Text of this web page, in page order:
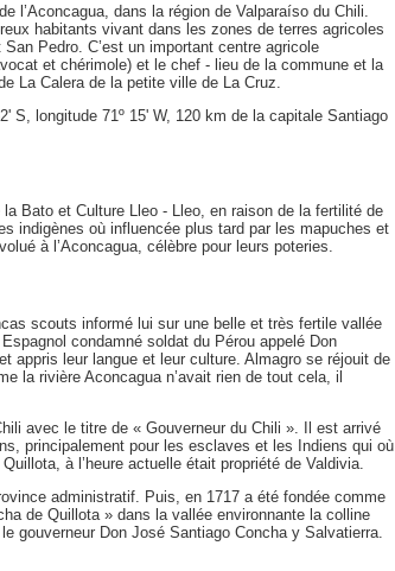
l’Aconcagua, dans la région de Valparaíso du Chili.
habitants vivant dans les zones de terres agricoles
Pedro. C’est un important centre agricole
et chérimole) et le chef - lieu de la commune et la
La Calera de la petite ville de La Cruz.
S, longitude 71º 15' W, 120 km de la capitale Santiago
Bato et Culture Lleo - Lleo, en raison de la fertilité de
indigènes où influencée plus tard par les mapuches et
à l’Aconcagua, célèbre pour leurs poteries.
scouts informé lui sur une belle et très fertile vallée
condamné soldat du Pérou appelé Don
appris leur langue et leur culture. Almagro se réjouit de
la rivière Aconcagua n’avait rien de tout cela, il
avec le titre de « Gouverneur du Chili ». Il est arrivé
principalement pour les esclaves et les Indiens qui où
à l’heure actuelle était propriété de Valdivia.
administratif. Puis, en 1717 a été fondée comme
de Quillota » dans la vallée environnante la colline
gouverneur Don José Santiago Concha y Salvatierra.